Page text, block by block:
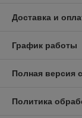
Доставка и
График работы
Полная версия
Политика